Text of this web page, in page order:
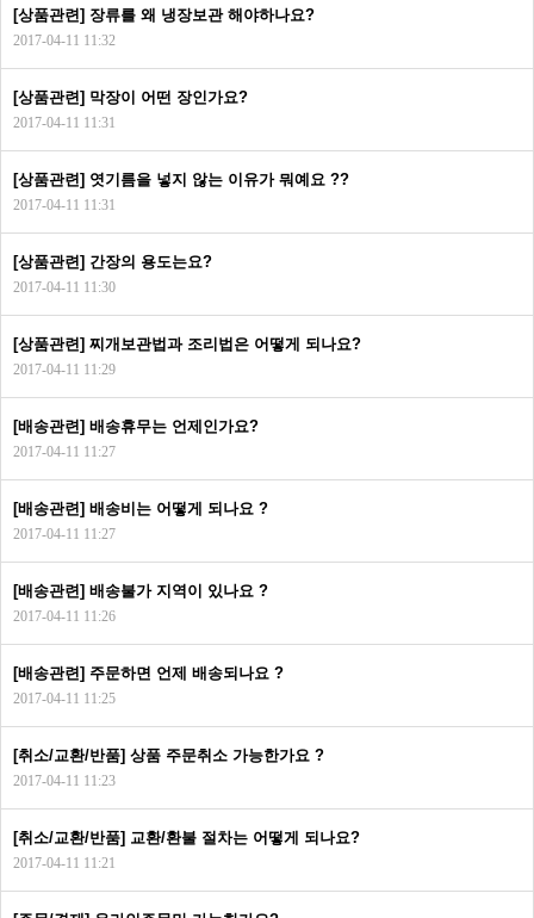
[상품관련] 장류를 왜 냉장보관 해야하나요?
2017-04-11 11:32
[상품관련] 막장이 어떤 장인가요?
2017-04-11 11:31
[상품관련] 엿기름을 넣지 않는 이유가 뭐예요 ??
2017-04-11 11:31
[상품관련] 간장의 용도는요?
2017-04-11 11:30
[상품관련] 찌개보관법과 조리법은 어떻게 되나요?
2017-04-11 11:29
[배송관련] 배송휴무는 언제인가요?
2017-04-11 11:27
[배송관련] 배송비는 어떻게 되나요 ?
2017-04-11 11:27
[배송관련] 배송불가 지역이 있나요 ?
2017-04-11 11:26
[배송관련] 주문하면 언제 배송되나요 ?
2017-04-11 11:25
[취소/교환/반품] 상품 주문취소 가능한가요 ?
2017-04-11 11:23
[취소/교환/반품] 교환/환불 절차는 어떻게 되나요?
2017-04-11 11:21